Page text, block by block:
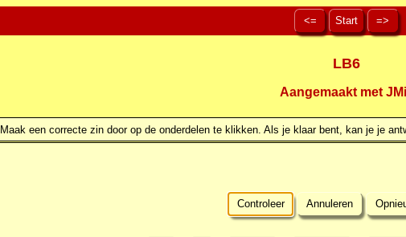
<= Start =>
LB6
Aangemaakt met
Maak een correcte zin door op de onderdelen te klikken. Als je klaar bent, kan je je
Controleer Annuleren